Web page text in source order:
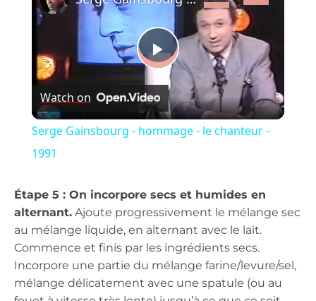
Play
Video
Watch on
Serge Gainsbourg - hommage - le chanteur -
1991
Étape 5 : On incorpore secs et humides en
alternant. Ajoute progressivement le mélange sec
au mélange liquide, en alternant avec le lait.
Commence et finis par les ingrédients secs.
Incorpore une partie du mélange farine/levure/sel,
mélange délicatement avec une spatule (ou au